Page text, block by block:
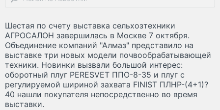
Шестая по счету выставка сельхозтехники
АГРОСАЛОН завершилась в Москве 7 октября.
Объединение компаний "Алмаз" представило на
выставке три новых модели почвообрабатывающей
техники. Новинки вызвали большой интерес:
оборотный плуг PERESVET ППО-8-35 и плуг с
регулируемой шириной захвата FINIST ПЛНР-(4+1)?
40 нашли покупателя непосредственно во время
выставки.